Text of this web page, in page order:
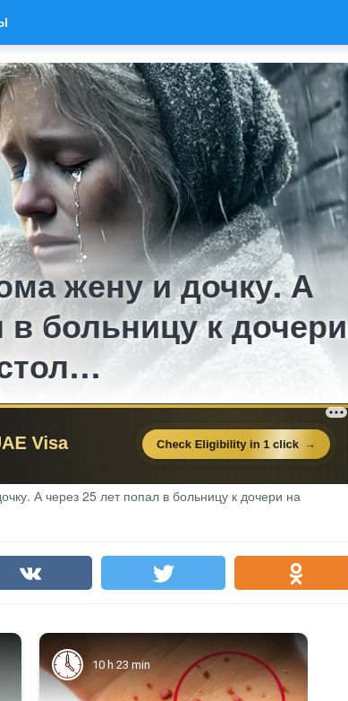
жену и дочку. А
в больницу к дочери
А через 25 лет попал в больницу к дочери на
10 h 23 min